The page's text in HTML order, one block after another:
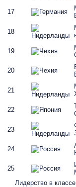
17
18
19
20
21
22
23
24
25
Лидерство в